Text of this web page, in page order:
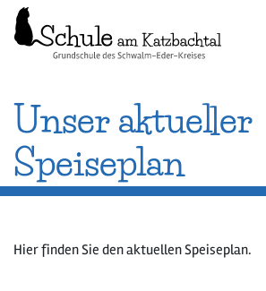
Unser aktueller
Speiseplan
Hier finden Sie den aktuellen Speiseplan.